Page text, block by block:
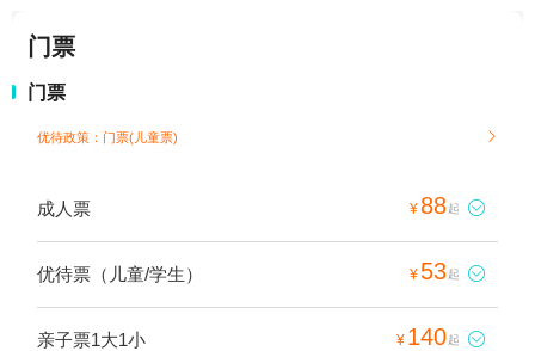
门票
门票
优待政策：门票(儿童票) 
成人票 ¥ 88起 
优待票（儿童/学生） ¥ 53起 
亲子票1大1小 ¥ 140起 